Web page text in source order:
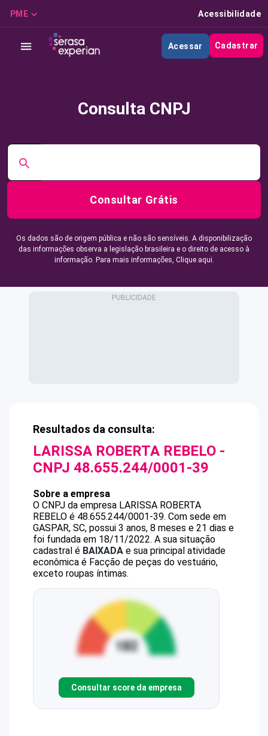
PME Acessibilidade
Acessar Cadastrar
Consulta CNPJ
Consultar Grátis
Os dados são de origem pública e não são sensíveis. A disponibilização
das informações observa a legislação brasileira e o direito de acesso à
informação. Para mais informações, Clique aqui.
Resultados da consulta:
LARISSA ROBERTA REBELO -
CNPJ 48.655.244/0001-39
Sobre a empresa
O CNPJ da empresa LARISSA ROBERTA
REBELO é 48.655.244/0001-39. Com sede em
GASPAR, SC, possui 3 anos, 8 meses e 21 dias e
foi fundada em 18/11/2022. A sua situação
cadastral é BAIXADA e sua principal atividade
econômica é Facção de peças do vestuário,
exceto roupas íntimas.
Consultar score da empresa